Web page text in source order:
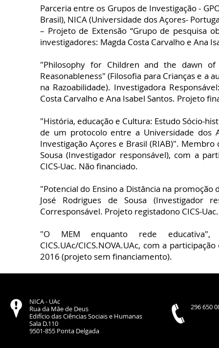
Parceria entre os Grupos de Investigação -
Brasil), NICA (Universidade dos Açores-
– Projeto de Extensão “Grupo de pesquisa
investigadores: Magda Costa Carvalho e Ana
"Philosophy for Children and the dawn
Reasonableness" (Filosofia para Crianças e a
na Razoabilidade). Investigadora
Costa Carvalho e Ana Isabel Santos. Projeto
"História, educação e Cultura: Estudo Sócio-
de um protocolo entre a Universidade dos
Investigação Açores e Brasil (RIAB)".
Sousa (Investigador responsável), com a
CICS-Uac. Não financiado.
"Potencial do Ensino a Distância na promoção
José Rodrigues de Sousa (Investigador
Corresponsável. Projeto registadono CICS-
"O MEM enquanto rede
CICS.UAc/CICS.NOVA.UAc, com a
2016 (projeto sem financiamento).
NICA - UAc
Rua da Mãe de Deus
Edifício das Ciências Sociais e Humanas
Sala D.110
9501-855 Ponta Delgada
296 650